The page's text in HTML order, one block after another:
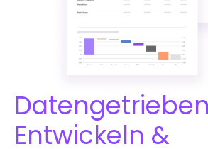
Entwickeln &